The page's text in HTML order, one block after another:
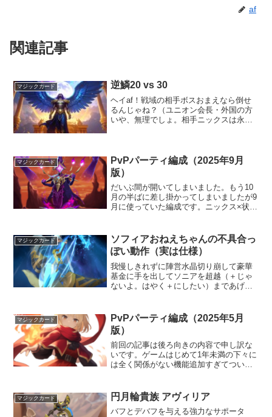
af
関連記事
マジックカード 逆鱗20 vs 30
ヘイaf！戦域の相手ボスおまえなら倒せ
るんじゃね？（ユニオン会長・外国の方
いや、無理でしょ。相手ニックスは永劫
長ファンネル飛ばし...
マジックカード
PvPパーティ編成（2025年9月
版）
だいぶ間が開いてしまいました。もう10
月の半ばに差し掛かってしまいましたが9
月に使っていた編成です。ニックス×状態
ックス・古代竜の逆鱗・武士フィリス・
魔王の角・致命破綻...
マジックカード
ソフィアおねえちゃんの不具合っ
ぽい動作（実は仕様）
我慢しきれずに陣営水晶切り崩して豪華
基金に手を出してソニアを超越（＋じゃ
ないよ。はやく＋にしたい）まであげて
そしてまずは定番のソニア×ソフィア姉妹
でいろいろな組み合わせ...
マジックカード
PvPパーティ編成（2025年5月
版）
前回の記事は後ろ向きの内容で申し訳な
いです。ゲームはじめて1年未満の下々に
は全く関係がない機能追加すぎてつい。
瞳つえーからの極まったナタリーを敵に
回すとこえー月でした...
マジックカード 円月輪貴族 アヴィリア
バフとデバフを与える強力なサポータ